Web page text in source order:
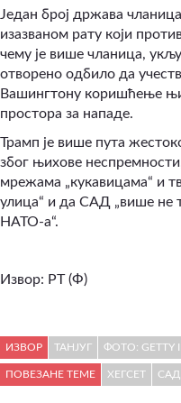
Један број држава
изазваном рату који
чему је више чланица,
отворено одбило да
Вашингтону коришћење
простора за нападе.
Трамп је више пута
због њихове
мрежама „кукавицама“ и
улица“ и да САД „више не
НАТО-а“.
Извор: РТ (Ф)
ИЗВОР ТАНЈУГ ФОТО: GETTY
ПОВЕЗАНЕ ТЕМЕ ХЕГСЕТ САД